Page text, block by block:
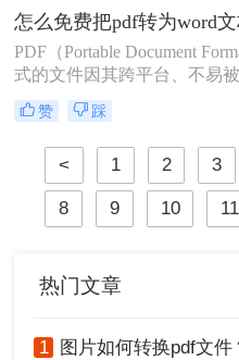
或修改，或者我们想要在
粘贴PDF文件的内容。无论
因，将PDF文件转换为Word
项非常实用的技能。那么如
转Word呢？在本文中，我们
些方法和技巧，帮助您完成这
务。
PDF（Portable Document
式的文件因其跨平台、不易
特性而广受欢迎，但在某些情
我们可能需要将PDF文件转换
文档以便于编辑和修改。那
费把pdf转为word文档呢？本
三种免费将PDF转为Word文
法，帮助大家轻松应对这一需
赞 踩
< 1 2 3
8 9 10 11
热门文章
1 图片如何转换pdf文件？四种